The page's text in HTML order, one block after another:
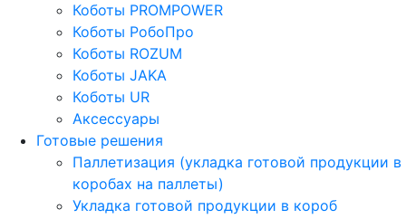
Коботы PROMPOWER
Коботы РобоПро
Коботы ROZUM
Коботы JAKA
Коботы UR
Аксессуары
Готовые решения
Паллетизация (укладка готовой продукции в
коробах на паллеты)
Укладка готовой продукции в короб